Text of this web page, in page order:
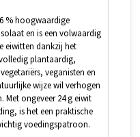
% hoogwaardige
en is een volwaardig
eiwitten dankzij het
plantaardig,
veganisten en
wijze wil verhogen
Met ongeveer 24 g eiwit
is het een praktische
voedingspatroon.